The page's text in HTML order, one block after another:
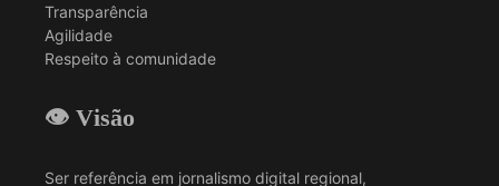
Transparência
Agilidade
Respeito à comunidade
👁️ Visão
Ser referência em jornalismo digital regional,